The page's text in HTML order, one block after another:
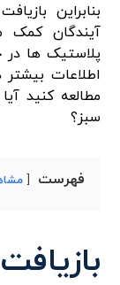
بنابراین
پلاستیک ها در
اطلاعات بیشتر
مطالعه کنید
سبز؟
فهرست